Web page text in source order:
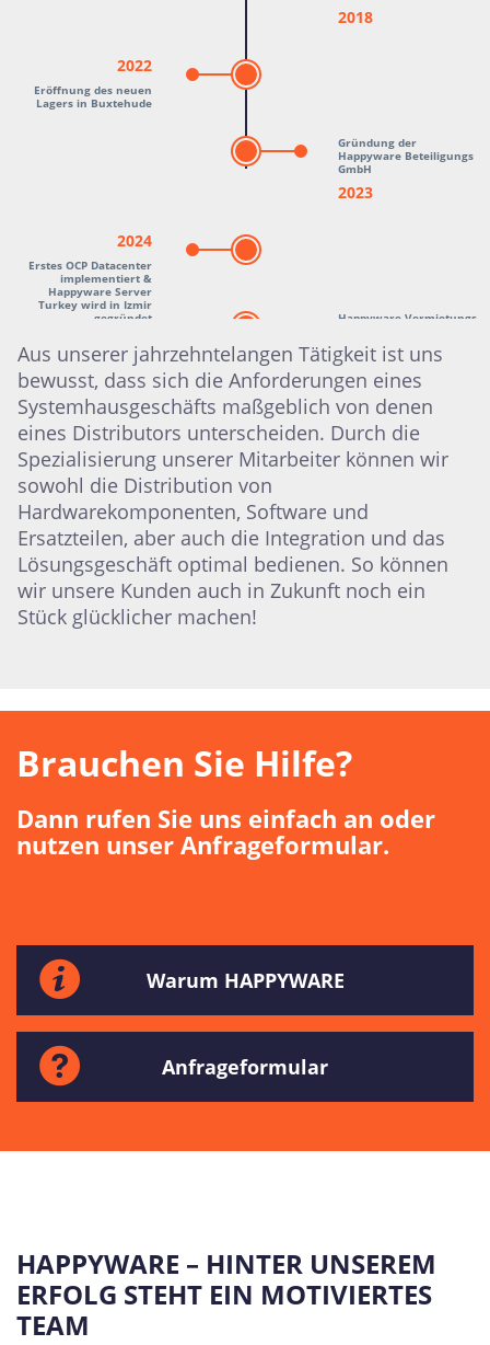
2018
2022
Eröffnung des neuen
Lagers in Buxtehude
2023
Gründung der
Happyware Beteiligungs
GmbH
2024
Erstes OCP Datacenter
implementiert &
Happyware Server
Turkey wird in Izmir
gegründet
2025
Happyware Vermietungs
Server-Vermietung
gegründet
Aus unserer jahrzehntelangen Tätigkeit ist uns
bewusst, dass sich die Anforderungen eines
Systemhausgeschäfts maßgeblich von denen
eines Distributors unterscheiden. Durch die
Spezialisierung unserer Mitarbeiter können wir
sowohl die Distribution von
Hardwarekomponenten, Software und
Ersatzteilen, aber auch die Integration und das
Lösungsgeschäft optimal bedienen. So können
wir unsere Kunden auch in Zukunft noch ein
Stück glücklicher machen!
Brauchen Sie Hilfe?
Dann rufen Sie uns einfach an oder
nutzen unser Anfrageformular.
Warum HAPPYWARE
Anfrageformular
HAPPYWARE – HINTER UNSEREM
ERFOLG STEHT EIN MOTIVIERTES
TEAM